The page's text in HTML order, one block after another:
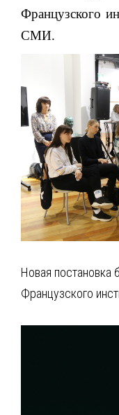
Французского
СМИ.
Новая постановка
Французского